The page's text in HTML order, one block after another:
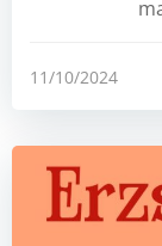
11/10/2024